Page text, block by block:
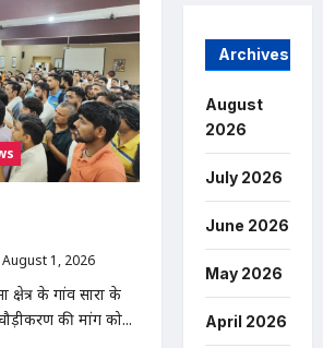
August 1, 2026
क्षेत्र के गांव सारा के
की मांग को...
Archives
August
2026
July 2026
June 2026
May 2026
April 2026